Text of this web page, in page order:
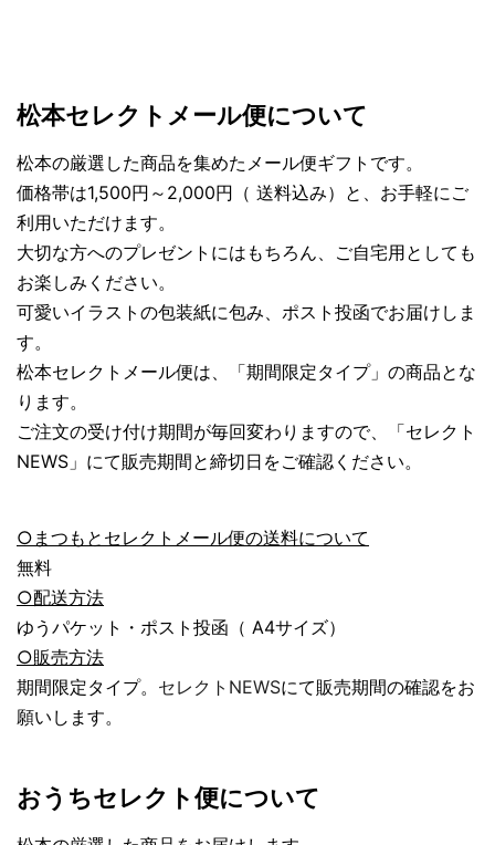
松本セレクトメール便について
松本の厳選した商品を集めたメール便ギフトです。
価格帯は1,500円～2,000円（ 送料込み） と、お手軽にご
利用いただけます。
大切な方へのプレゼントにはもちろん、ご自宅用としても
お楽しみください。
可愛いイラストの包装紙に包み、ポスト投函でお届けしま
す。
松本セレクトメール便は、「期間限定タイプ」の商品とな
ります。
ご注文の受け付け期間が毎回変わりますので、「セレクト
NEWS」にて販売期間と締切日をご確認ください。
○まつもとセレクトメール便の送料について
無料
○配送方法
ゆうパケット・ポスト投函（ A4サイズ）
○販売方法
期間限定タイプ。 セレクトNEWSにて販売期間の確認をお
願いします。
おうちセレクト便について